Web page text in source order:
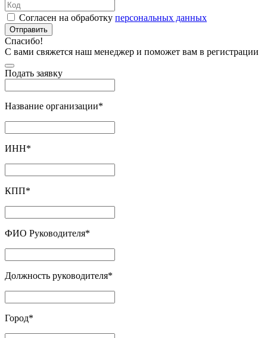
Согласен на обработку персональных данных
Отправить
Спасибо!
С вами свяжется наш менеджер и поможет вам в регистрации
Подать заявку
Название организации*
ИНН*
КПП*
ФИО Руководителя*
Должность руководителя*
Город*